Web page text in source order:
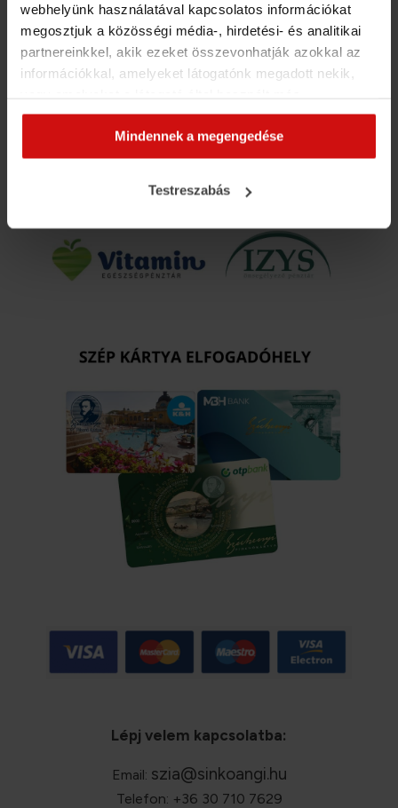
webhelyünk használatával kapcsolatos információkat
megosztjuk a közösségi média-, hirdetési- és analitikai
partnereinkkel, akik ezeket összevonhatják azokkal az
információkkal, amelyeket látogatónk megadott nekik,
szolgáltatásokból gyűjtöttek. Elfogadásával segíti a
munkánkat és nagyobb felhasználói élményt
biztosíthatunk mi is látogatóinknak.
Mindennek a megengedése
Testreszabás
Lépj velem kapcsolatba:
Email: szia@sinkoangi.hu
Telefon: +36 30 710 7629